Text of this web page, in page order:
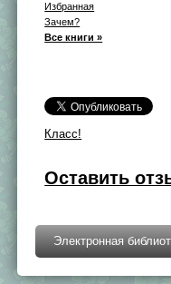
Избранная
Зачем?
Все книги »
Класс!
Оставить
Электронная